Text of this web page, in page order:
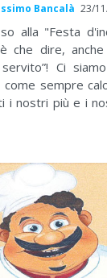
Bancalà 23/
alla "Festa
che dire,
Ci
come sempre
i nostri più e i